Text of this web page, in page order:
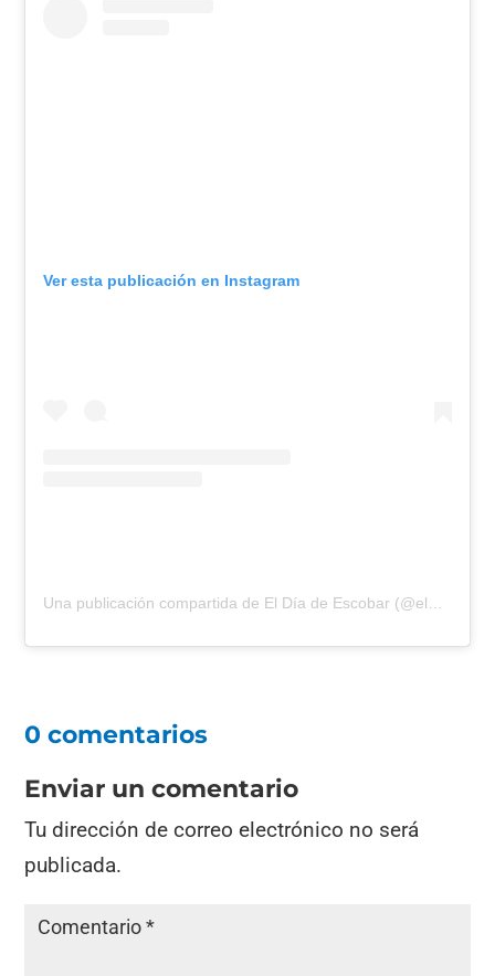
Ver esta publicación en Instagram
0 comentarios
Enviar un comentario
Tu dirección de correo electrónico no será
publicada.